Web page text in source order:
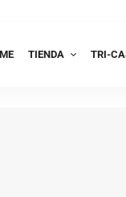
TIENDA TRI-